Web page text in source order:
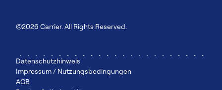
©2026 Carrier. All Rights Reserved.
Datenschutzhinweis
Impressum / Nutzungsbedingungen
AGB